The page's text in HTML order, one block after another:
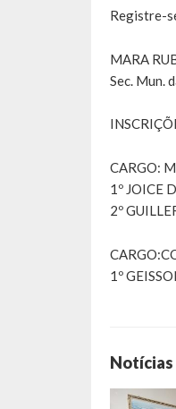
Registre-
MARA
Sec. Mun.
CARGO:
1º JOICE
2º
1º
Notícias